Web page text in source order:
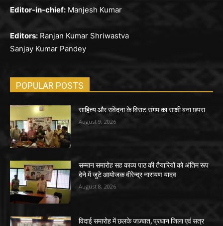
Editor-in-chief: Manjesh Kumar
Editors: Ranjan Kumar Shriwastva
Sanjay Kumar Pandey
POPULAR POSTS
साहित्य और संवेदना के विराट संगम का साक्षी बना छपरा
August 9, 2026
सम्मान समारोह सह काव्य पाठ की तैयारियों को अंतिम रूप
देने में जुटे आयोजक वीरेन्द्र नारायण यादव
August 8, 2026
विदाई समारोह में छलके जज़्बात, प्रधान जिला एवं सत्र